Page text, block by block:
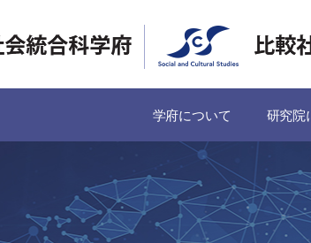
学府について 研究院